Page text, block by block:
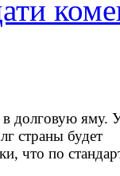
в долговую яму.
страны будет
что по